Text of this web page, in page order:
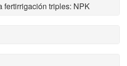
fertirrigación triples: NPK